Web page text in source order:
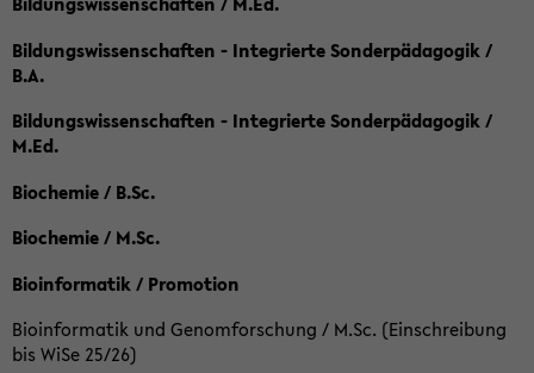
Bildungswissenschaften - Integrierte Sonderpädagogik /
B.A.
Bildungswissenschaften - Integrierte Sonderpädagogik /
M.Ed.
Biochemie / B.Sc.
Biochemie / M.Sc.
Bioinformatik / Promotion
Bioinformatik und Genomforschung / M.Sc. (Einschreibung
bis WiSe 25/26)